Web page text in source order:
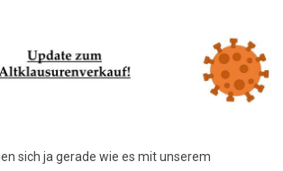
sich ja gerade wie es mit unserem